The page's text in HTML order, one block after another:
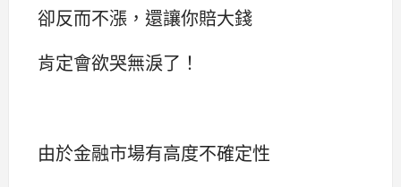
卻反而不漲，還讓你賠大錢
肯定會欲哭無淚了！
由於金融市場有高度不確定性